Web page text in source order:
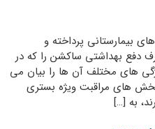
بیمارستانی پرداخته و
بهداشتی ساکشن را که در
های مختلف آن ها را بیان می
بخش های مراقبت ویژه بستری
به […]